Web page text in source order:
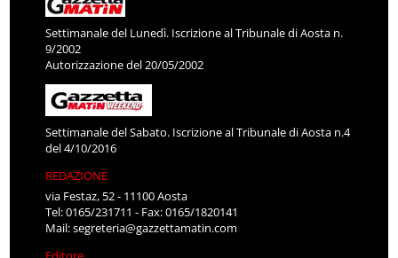
Settimanale del Lunedì. Iscrizione al Tribunale di Aosta n.
9/2002
Autorizzazione del 20/05/2002
Settimanale del Sabato. Iscrizione al Tribunale di Aosta n.4
del 4/10/2016
REDAZIONE
via Festaz, 52 - 11100 Aosta
Tel: 0165/231711 - Fax: 0165/1820141
Mail:segreteria@gazzettamatin.com